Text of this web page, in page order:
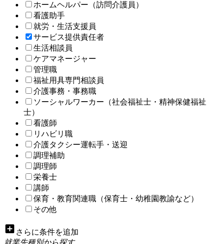
ホームヘルパー（訪問介護員）
看護助手
就労・生活支援員
サービス提供責任者
生活相談員
ケアマネージャー
管理職
福祉用具専門相談員
介護事務・事務職
ソーシャルワーカー（社会福祉士・精神保健福祉
士）
看護師
リハビリ職
介護タクシー運転手・送迎
調理補助
調理師
栄養士
講師
保育・教育関連職（保育士・幼稚園教諭など）
その他
add_box さらに条件を追加